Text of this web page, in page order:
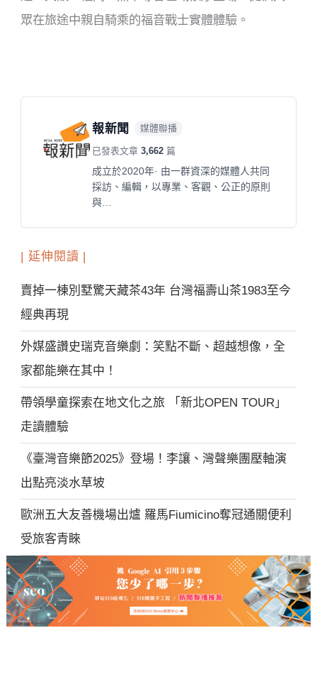
眾在旅途中親自騎乘的福音戰士實體體驗。
報新聞 媒體聯播
已發表文章3,662 篇
成立於2020年· 由一群資深的媒體人共同
採訪、編輯，以專業、客觀、公正的原則
與…
| 延伸閱讀 |
賣掉一棟別墅驚天藏茶43年 台灣福壽山茶1983至今
經典再現
外媒盛讚史瑞克音樂劇：笑點不斷、超越想像，全
家都能樂在其中！
帶領學童探索在地文化之旅 「新北OPEN TOUR」
走讀體驗
《臺灣音樂節2025》登場！李讓、灣聲樂團壓軸演
出點亮淡水草坡
歐洲五大友善機場出爐 羅馬Fiumicino奪冠通關便利
受旅客青睞